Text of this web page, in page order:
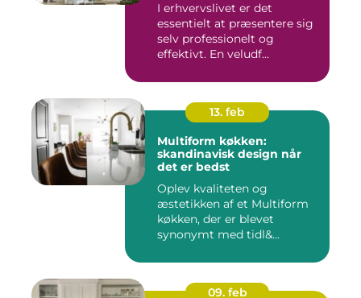
I erhvervslivet er det
essentielt at præsentere sig
selv professionelt og
effektivt. En veludf...
13. feb
Multiform køkken:
skandinavisk design når
det er bedst
Oplev kvaliteten og
æstetikken af et Multiform
køkken, der er blevet
synonymt med tidl&...
09. feb